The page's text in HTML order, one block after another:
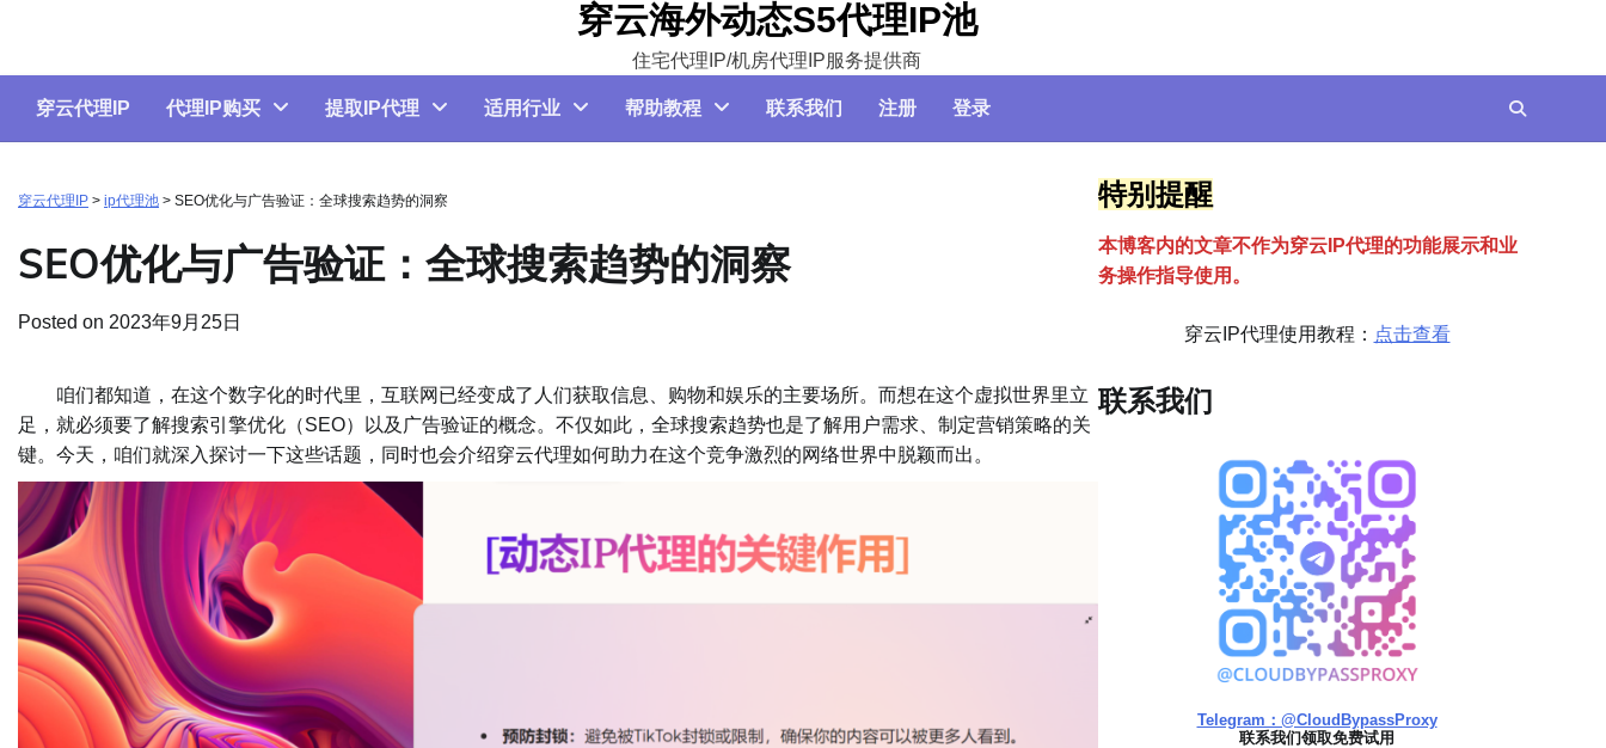
content
穿云海外动态S5代理IP池
住宅代理IP/机房代理IP服务提供商
穿云代理IP 代理IP购买 提取IP代理 适用行业 帮助教程 联系我们 注册 登录
穿云代理IP > ip代理池 > SEO优化与广告验证：全球搜索趋势的洞察
SEO优化与广告验证：全球搜索趋势的洞察
Posted on 2023年9月25日
咱们都知道，在这个数字化的时代里，互联网已经变成了人们获取信息、购物和娱乐的主要场所。而想在这个虚拟世界里立
足，就必须要了解搜索引擎优化（SEO）以及广告验证的概念。不仅如此，全球搜索趋势也是了解用户需求、制定营销策略的关
键。今天，咱们就深入探讨一下这些话题，同时也会介绍穿云代理如何助力在这个竞争激烈的网络世界中脱颖而出。
特别提醒
本博客内的文章不作为穿云 P代理的功能展示和业
务操作指导使用。
穿云IP代理使用教程： 点击查看
联系我们
Telegram：@CloudBypassProxy
联系我们领取免费试用